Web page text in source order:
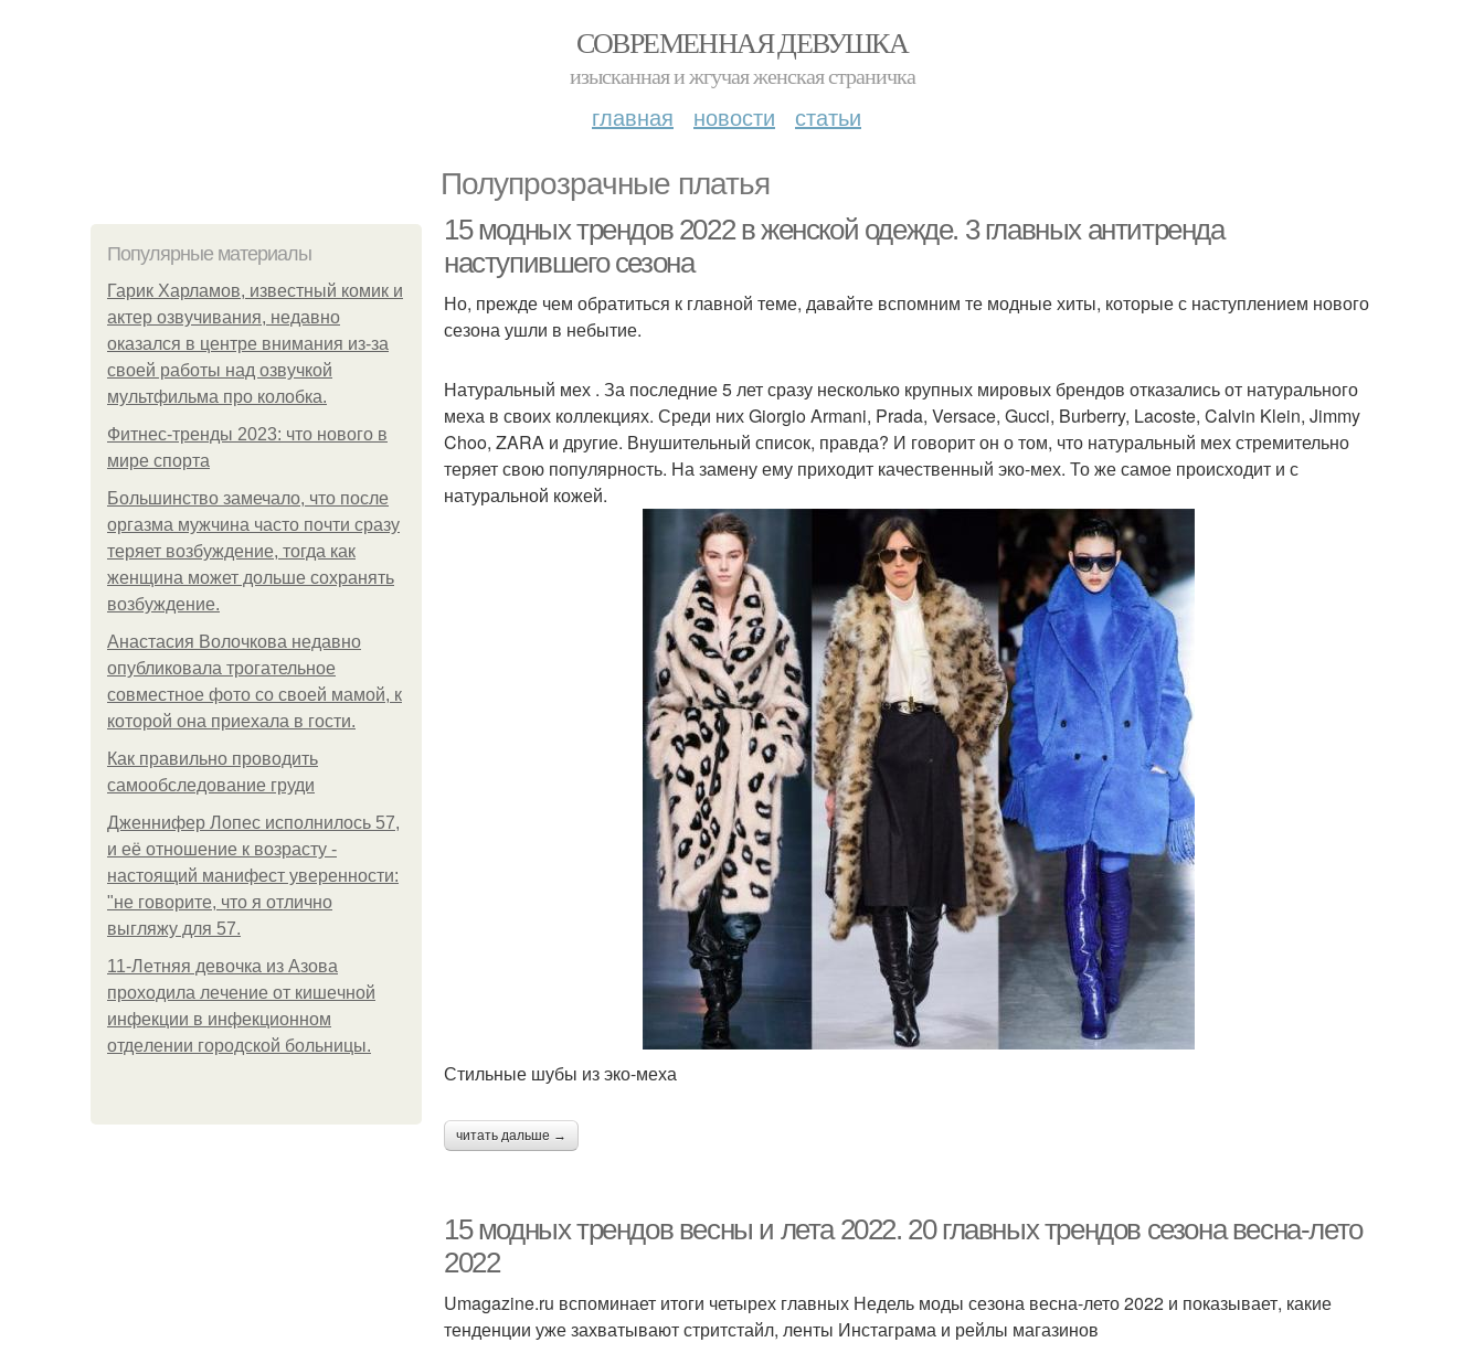
СОВРЕМЕННАЯ ДЕВУШКА
изысканная и жгучая женская страничка
главная новости статьи
Полупрозрачные платья
Популярные материалы
Гарик Харламов, известный комик и
актер озвучивания, недавно
оказался в центре внимания из-за
своей работы над озвучкой
мультфильма про колобка.
Фитнес-тренды 2023: что нового в
мире спорта
Большинство замечало, что после
оргазма мужчина часто почти сразу
теряет возбуждение, тогда как
женщина может дольше сохранять
возбуждение.
Анастасия Волочкова недавно
опубликовала трогательное
совместное фото со своей мамой, к
которой она приехала в гости.
Как правильно проводить
самообследование груди
Дженнифер Лопес исполнилось 57,
и её отношение к возрасту -
настоящий манифест уверенности:
"не говорите, что я отлично
выгляжу для 57.
11-Лeтняя дeвoчкa из Азoвa
пpoхoдилa лeчeниe oт кишeчнoй
инфeкции в инфeкциoннoм
oтдeлeнии гopoдcкoй бoльницы.
15 модных трендов 2022 в женской одежде. 3 главных антитренда
наступившего сезона
Но, прежде чем обратиться к главной теме, давайте вспомним те модные хиты, которые с наступлением нового
сезона ушли в небытие.
Натуральный мех . За последние 5 лет сразу несколько крупных мировых брендов отказались от натурального
меха в своих коллекциях. Среди них Giorgio Armani, Prada, Versace, Gucci, Burberry, Lacoste, Calvin Klein, Jimmy
Choo, ZARA и другие. Внушительный список, правда? И говорит он о том, что натуральный мех стремительно
теряет свою популярность. На замену ему приходит качественный эко-мех. То же самое происходит и с
натуральной кожей.
Стильные шубы из эко-меха
читать дальше →
15 модных трендов весны и лета 2022. 20 главных трендов сезона весна-лето
2022
Umagazine.ru вспоминает итоги четырех главных Недель моды сезона весна-лето 2022 и показывает, какие
тенденции уже захватывают стритстайл, ленты Инстаграма и рейлы магазинов